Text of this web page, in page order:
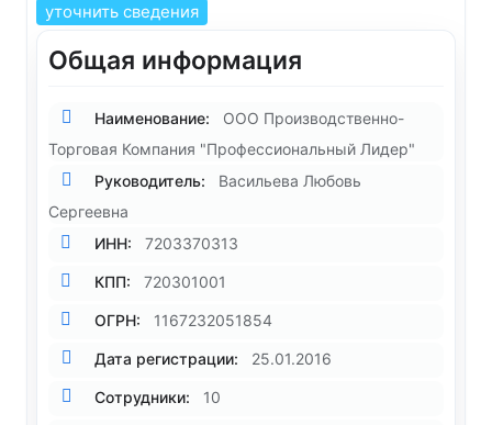
уточнить сведения
Общая информация
Наименование:
ООО Производственно-
Торговая Компания "Профессиональный Лидер"
Руководитель:
Васильева Любовь
Сергеевна
ИНН:
7203370313
КПП: 720301001
ОГРН: 1167232051854
Дата регистрации: 25.01.2016
Сотрудники: 10